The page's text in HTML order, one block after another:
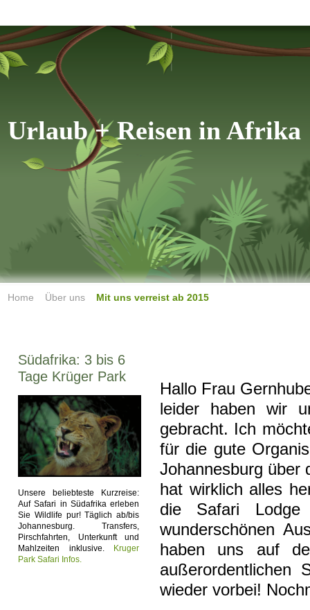
Urlaub + Reisen in Afrika
Home Über uns Mit uns verreist ab 2015
Südafrika: 3 bis 6
Tage Krüger Park
Unsere beliebteste Kurzreise:
Auf Safari in Südafrika erleben
Sie Wildlife pur! Täglich ab/bis
Johannesburg. Transfers,
Pirschfahrten, Unterkunft und
Mahlzeiten inklusive.
Kruger
Park Safari Infos.
Hallo Frau
leider haben wir
gebracht. Ich
für die gute
Johannesburg über
hat wirklich alles
die Safari
wunderschönen
haben uns auf
außerordentlichen
wieder vorbei!